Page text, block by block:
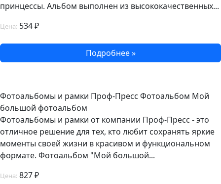
принцессы. Альбом выполнен из высококачественных...
Цена: 534 ₽
Подробнее »
Фотоальбомы и рамки Проф-Пресс Фотоальбом Мой
большой фотоальбом
Фотоальбомы и рамки от компании Проф-Пресс - это
отличное решение для тех, кто любит сохранять яркие
моменты своей жизни в красивом и функциональном
формате. Фотоальбом "Мой большой...
Цена: 827 ₽